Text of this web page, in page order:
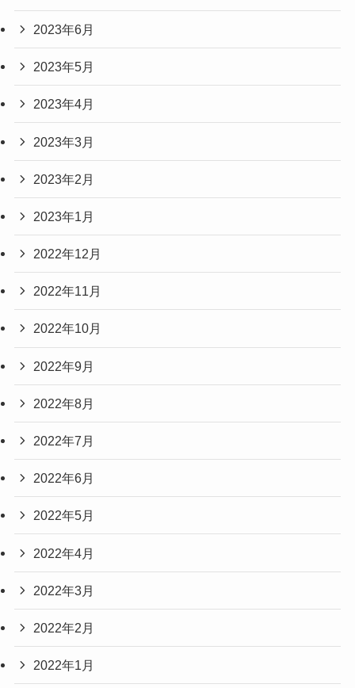
2023年6月
2023年5月
2023年4月
2023年3月
2023年2月
2023年1月
2022年12月
2022年11月
2022年10月
2022年9月
2022年8月
2022年7月
2022年6月
2022年5月
2022年4月
2022年3月
2022年2月
2022年1月